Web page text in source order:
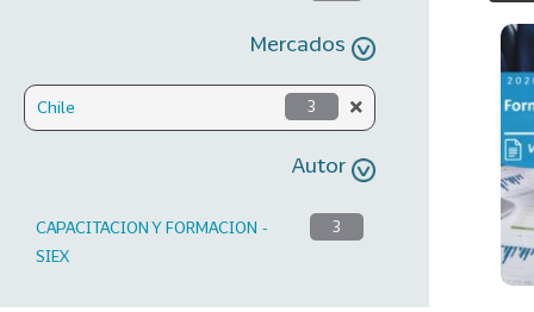
Mercados
Chile 3
Autor
CAPACITACION Y FORMACION -
SIEX
3